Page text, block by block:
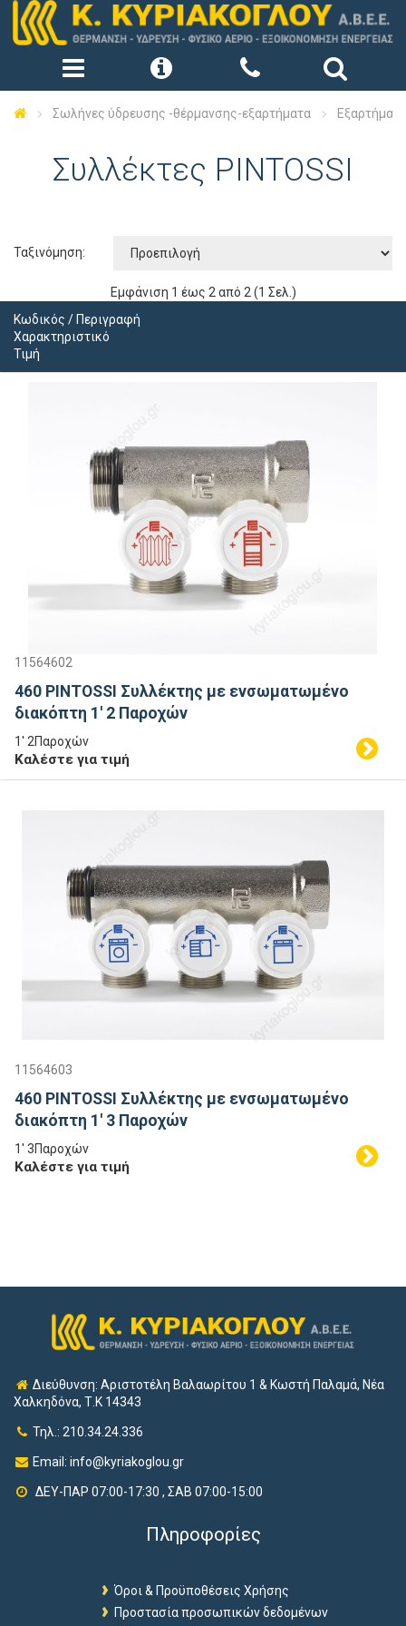
Σωλήνες ύδρευσης -θέρμανσης-εξαρτήματα
Συλλέκτες PINTOSSI
Ταξινόμηση:
Εμφάνιση 1 έως 2 από 2 (1 Σελ.)
Κωδικός / Περιγραφή
Χαρακτηριστικό
Τιμή
11564602
460 PINTOSSI Συλλέκτης με ενσωματωμένο
διακόπτη 1' 2 Παροχών
1' 2Παροχών
Καλέστε για τιμή
11564603
460 PINTOSSI Συλλέκτης με ενσωματωμένο
διακόπτη 1' 3 Παροχών
1' 3Παροχών
Καλέστε για τιμή
Διεύθυνση: Αριστοτέλη Βαλαωρίτου 1 & Κωστή Παλαμά, Νέα
Χαλκηδόνα, Τ.Κ 14343
Τηλ.: 210.34.24.336
Email: info@kyriakoglou.gr
ΔΕΥ-ΠΑΡ 07:00-17:30 , ΣΑΒ 07:00-15:00
Πληροφορίες
Όροι & Προϋποθέσεις Χρήσης
Προστασία προσωπικών δεδομένων